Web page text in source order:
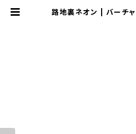
路地裏ネオン | バーチ